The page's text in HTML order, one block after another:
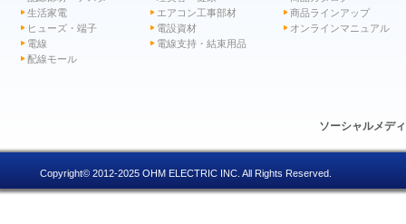
生活家電
エアコン工事部材
ヒューズ・端子
電設資材
電線
電線支持・結束用品
配線モール
商品ラインアップ
オンラインマニュアル
ソーシャルメデ
Copyright© 2012-2025 OHM ELECTRIC INC. All Rights Reserved.